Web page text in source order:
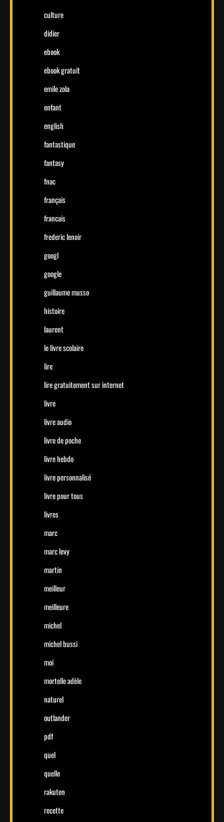
culture
didier
ebook
ebook gratuit
emile zola
enfant
english
fantastique
fantasy
fnac
français
francais
frederic lenoir
googl
google
guillaume musso
histoire
laurent
le livre scolaire
lire
lire gratuitement sur internet
livre
livre audio
livre de poche
livre hebdo
livre personnalisé
livre pour tous
livres
marc
marc levy
martin
meilleur
meilleure
michel
michel bussi
moi
mortelle adèle
naturel
outlander
pdf
quel
quelle
rakuten
recette